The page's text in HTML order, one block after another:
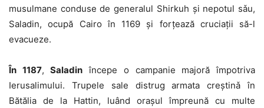
musulmane conduse de generalul Shirkuh și nepotul sǎu,
Saladin, ocupă Cairo în 1169 și forțează cruciații să-l
evacueze.
În 1187,Saladin începe o campanie majoră împotriva
Ierusalimului. Trupele sale distrug armata creștinǎ în
Bătălia de la Hattin, luând orașul împreună cu multe